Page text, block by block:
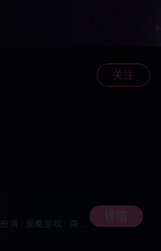
关注
详情